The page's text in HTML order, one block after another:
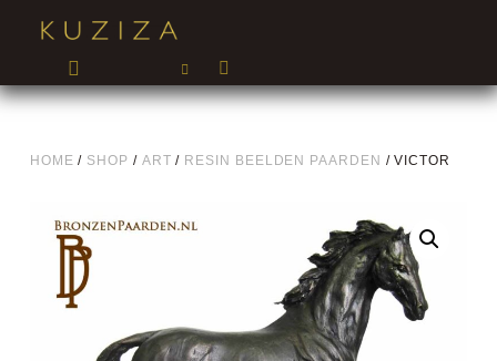
HOME / SHOP / ART / RESIN BEELDEN PAARDEN / VICTOR